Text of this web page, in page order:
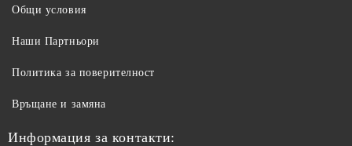
Общи условия
Наши Партньори
Политика за поверителност
Връщане и замяна
Информация за контакти: